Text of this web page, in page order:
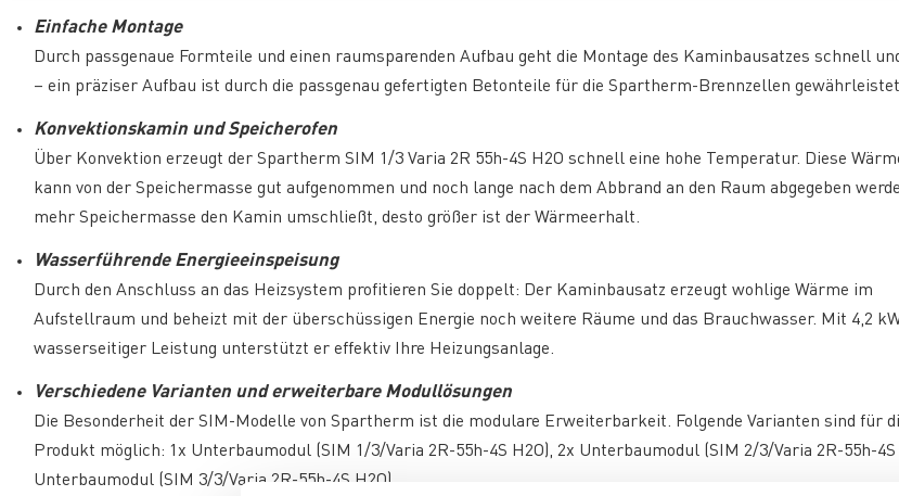
Einfache Montage
Durch passgenaue Formteile und einen raumsparenden Aufbau geht die Montage des Kaminbausatzes schnell
– ein präziser Aufbau ist durch die passgenau gefertigten Betonteile für die Spartherm-Brennzellen
Konvektionskamin und Speicherofen
Über Konvektion erzeugt der Spartherm SIM 1/3 Varia 2R 55h-4S H2O schnell eine hohe Temperatur. Diese
kann von der Speichermasse gut aufgenommen und noch lange nach dem Abbrand an den Raum abgegeben
mehr Speichermasse den Kamin umschließt, desto größer ist der Wärmeerhalt.
Wasserführende Energieeinspeisung
Durch den Anschluss an das Heizsystem profitieren Sie doppelt: Der Kaminbausatz erzeugt wohlige Wärme im
Aufstellraum und beheizt mit der überschüssigen Energie noch weitere Räume und das Brauchwasser. Mit 4,2
wasserseitiger Leistung unterstützt er effektiv Ihre Heizungsanlage.
Verschiedene Varianten und erweiterbare Modullösungen
Die Besonderheit der SIM-Modelle von Spartherm ist die modulare Erweiterbarkeit. Folgende Varianten sind für
Produkt möglich: 1x Unterbaumodul (SIM 1/3/Varia 2R-55h-4S H2O), 2x Unterbaumodul (SIM 2/3/Varia 2R-55h-4S
Unterbaumodul (SIM 3/3/Varia 2R-55h-4S H2O).